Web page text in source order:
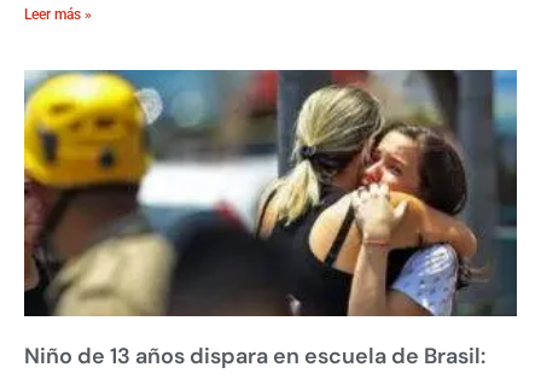
Leer más »
Niño de 13 años dispara en escuela de Brasil: